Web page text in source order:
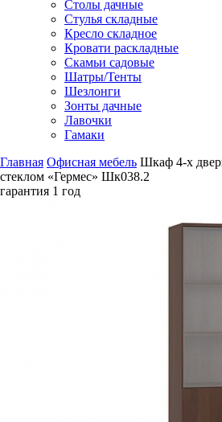
Столы дачные
Стулья складные
Кресло складное
Кровати раскладные
Скамьи садовые
Шатры/Тенты
Шезлонги
Зонты дачные
Лавочки
Гамаки
Главная Офисная мебель Шкаф 4-х
стеклом «Гермес» Шк038.2
гарантия 1 год